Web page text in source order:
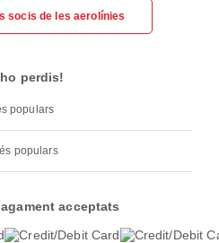
socis de les aerolínies
perdis!
populars
populars
acceptats